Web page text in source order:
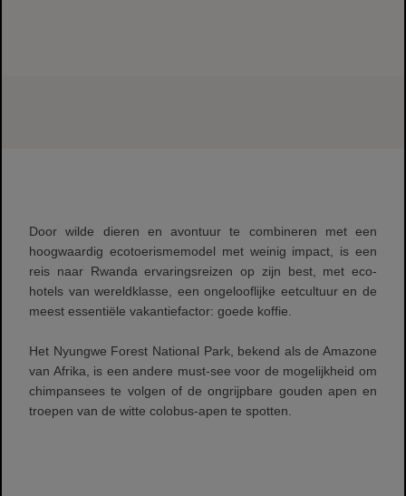
Door wilde dieren en avontuur te combineren met een
hoogwaardig ecotoerismemodel met weinig impact, is een
reis naar Rwanda ervaringsreizen op zijn best, met eco-
hotels van wereldklasse, een ongelooflijke eetcultuur en de
meest essentiële vakantiefactor: goede koffie.
Het Nyungwe Forest National Park, bekend als de Amazone
van Afrika, is een andere must-see voor de mogelijkheid om
chimpansees te volgen of de ongrijpbare gouden apen en
troepen van de witte colobus-apen te spotten.